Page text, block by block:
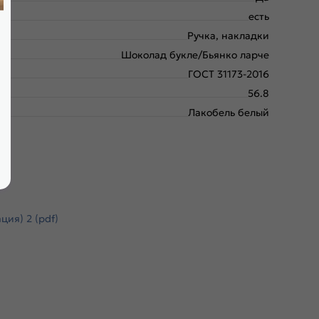
есть
Ручка, накладки
Шоколад букле/Бьянко ларче
ГОСТ 31173-2016
56.8
Лакобель белый
2 (pdf)